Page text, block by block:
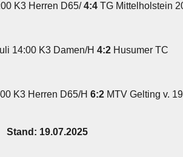
K3 Herren D65/4:4TG Mittelholstein
14:00 K3 Damen/H 4:2Husumer TC
K3 Herren D65/H6:2 MTV Gelting v.
Stand: 19.07.2025